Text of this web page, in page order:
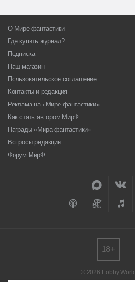
О Мире фантастики
Где купить журнал?
Подписка
Наш магазин
Пользовательское соглашение
Контакты и редакция
Реклама на «Мире фантастики»
Как стать автором МирФ
Награды «Мира фантастики»
Вопросы редакции
Форум МирФ
© 2026 Hobby World
18+